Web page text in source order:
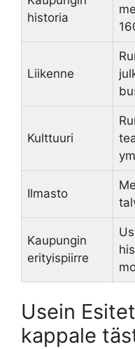
historia
Liikenne
Kulttuuri
Ilmasto
Kaupungin
erityispiirre
Usein
kappale